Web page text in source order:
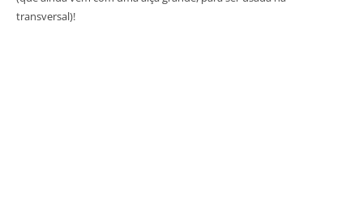
transversal)!